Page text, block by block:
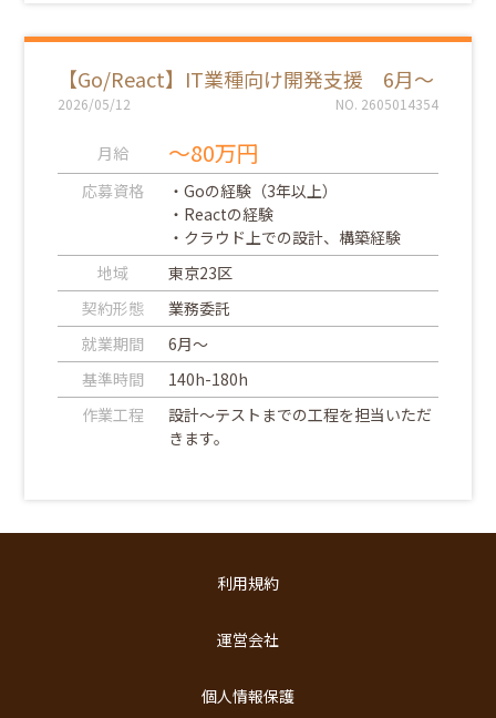
【Go/React】IT業種向け開発支援 6月～
2026/05/12 NO. 2605014354
月給 ～80万円
応募資格
・Goの経験（3年以上）
・Reactの経験
・クラウド上での設計、構築経験
地域
東京23区
契約形態
業務委託
就業期間
6月～
基準時間
140h-180h
作業工程
設計～テストまでの工程を担当いただ
きます。
利用規約
運営会社
個人情報保護